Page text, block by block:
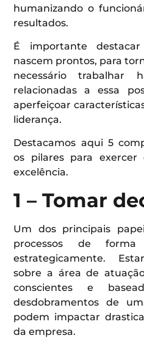
humanizando o
resultados.
É importante
nascem prontos, para
necessário trabalhar
relacionadas a essa
aperfeiçoar
liderança.
Destacamos aqui 5
os pilares para
excelência.
1 – Tomar
Um dos principais
processos de
estrategicamente.
sobre a área de
conscientes e
desdobramentos de
podem impactar
da empresa.